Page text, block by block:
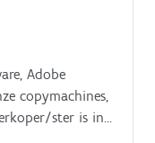
vorm je een
Ben jij
klaar om mee te
Dan
Adobe
copymachines,
ster is in